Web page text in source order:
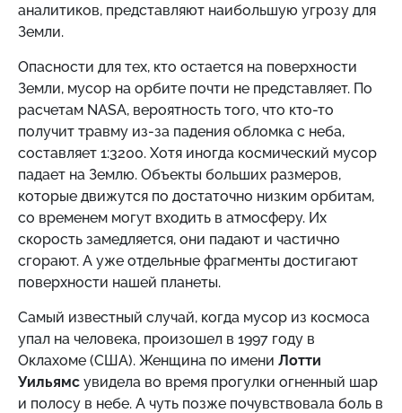
аналитиков, представляют наибольшую угрозу для
Земли.
Опасности для тех, кто остается на поверхности
Земли, мусор на орбите почти не представляет. По
расчетам NASA, вероятность того, что кто-то
получит травму из-за падения обломка с неба,
составляет 1:3200. Хотя иногда космический мусор
падает на Землю. Объекты больших размеров,
которые движутся по достаточно низким орбитам,
со временем могут входить в атмосферу. Их
скорость замедляется, они падают и частично
сгорают. А уже отдельные фрагменты достигают
поверхности нашей планеты.
Самый известный случай, когда мусор из космоса
упал на человека, произошел в 1997 году в
Оклахоме (США). Женщина по имени Лотти
Уильямс увидела во время прогулки огненный шар
и полосу в небе. А чуть позже почувствовала боль в